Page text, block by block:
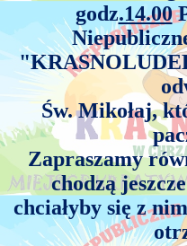
godz.14.00
Św. Mikołaj,
Zapraszamy
chodzą
chciałyby się z